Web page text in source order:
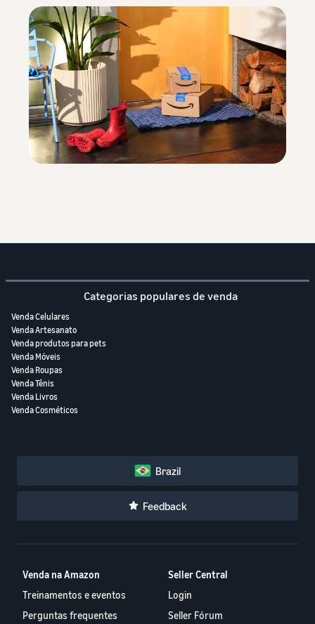
Categorias populares de venda
Venda Celulares
Venda Artesanato
Venda produtos para pets
Venda Móveis
Venda Roupas
Venda Tênis
Venda Livros
Venda Cosméticos
Brazil
Feedback
Venda na Amazon
Treinamentos e eventos
Perguntas frequentes
Seller Central
Login
Seller Fórum